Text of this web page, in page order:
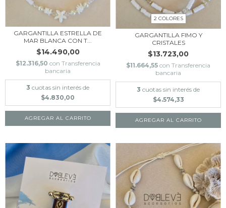
GARGANTILLA ESTRELLA DE
MAR BLANCA CON T...
$14.490,00
$12.316,50 con Transferencia
bancaria
3 cuotas sin interés de
$4.830,00
2 COLORES
GARGANTILLA FIMO Y
CRISTALES
$13.723,00
$11.664,55 con Transferencia
bancaria
3 cuotas sin interés de
$4.574,33
AGREGAR AL CARRITO